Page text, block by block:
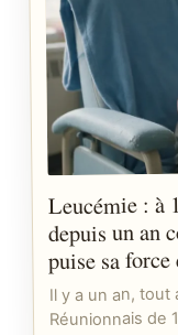
Leucémie : à
depuis un an
puise sa
Il y a un an, tout
Réunionnais de